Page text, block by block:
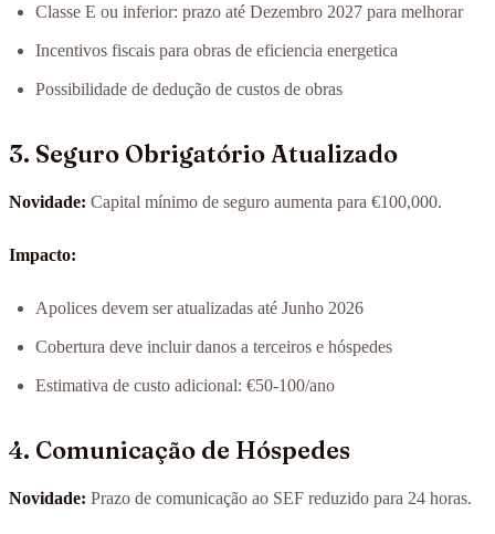
Classe E ou inferior: prazo até Dezembro 2027 para melhorar
Incentivos fiscais para obras de eficiencia energetica
Possibilidade de dedução de custos de obras
3. Seguro Obrigatório Atualizado
Novidade: Capital mínimo de seguro aumenta para €100,000.
Impacto:
Apolices devem ser atualizadas até Junho 2026
Cobertura deve incluir danos a terceiros e hóspedes
Estimativa de custo adicional: €50-100/ano
4. Comunicação de Hóspedes
Novidade: Prazo de comunicação ao SEF reduzido para 24 horas.